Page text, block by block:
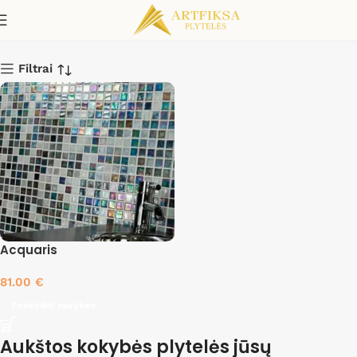
Pasion
Filtrai
Acquaris
81.00 €
Aukštos kokybės plytelės jūsų